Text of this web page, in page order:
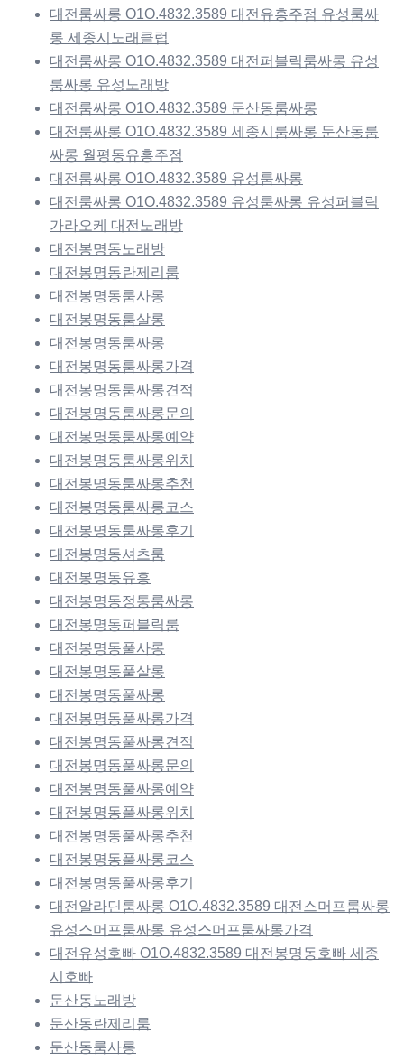
대전룸싸롱 O1O.4832.3589 대전유흥주점 유성룸싸
롱 세종시노래클럽
대전룸싸롱 O1O.4832.3589 대전퍼블릭룸싸롱 유성
룸싸롱 유성노래방
대전룸싸롱 O1O.4832.3589 둔산동룸싸롱
대전룸싸롱 O1O.4832.3589 세종시룸싸롱 둔산동룸
싸롱 월평동유흥주점
대전룸싸롱 O1O.4832.3589 유성룸싸롱
대전룸싸롱 O1O.4832.3589 유성룸싸롱 유성퍼블릭
가라오케 대전노래방
대전봉명동노래방
대전봉명동란제리룸
대전봉명동룸사롱
대전봉명동룸살롱
대전봉명동룸싸롱
대전봉명동룸싸롱가격
대전봉명동룸싸롱견적
대전봉명동룸싸롱문의
대전봉명동룸싸롱예약
대전봉명동룸싸롱위치
대전봉명동룸싸롱추천
대전봉명동룸싸롱코스
대전봉명동룸싸롱후기
대전봉명동셔츠룸
대전봉명동유흥
대전봉명동정통룸싸롱
대전봉명동퍼블릭룸
대전봉명동풀사롱
대전봉명동풀살롱
대전봉명동풀싸롱
대전봉명동풀싸롱가격
대전봉명동풀싸롱견적
대전봉명동풀싸롱문의
대전봉명동풀싸롱예약
대전봉명동풀싸롱위치
대전봉명동풀싸롱추천
대전봉명동풀싸롱코스
대전봉명동풀싸롱후기
대전알라딘룸싸롱 O1O.4832.3589 대전스머프룸싸롱
유성스머프룸싸롱 유성스머프룸싸롱가격
대전유성호빠 O1O.4832.3589 대전봉명동호빠 세종
시호빠
둔산동노래방
둔산동란제리룸
둔산동룸사롱